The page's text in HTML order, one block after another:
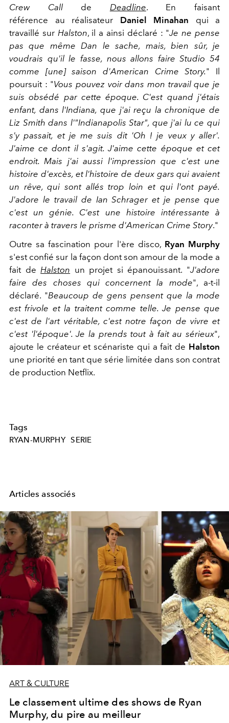
Crew Callde Deadline. En faisant
référence au réalisateur Daniel Minahan qui a
travaillé sur Halston, il a ainsi déclaré : "Je ne pense
pas que même Dan le sache, mais, bien sûr, je
voudrais qu'il le fasse, nous allons faire Studio 54
comme [une] saison d'American Crime Story." Il
poursuit : "Vous pouvez voir dans mon travail que je
suis obsédé par cette époque. C'est quand j'étais
enfant, dans l'Indiana, que j'ai reçu la chronique de
Liz Smith dans l'"Indianapolis Star", que j'ai lu ce qui
s'y passait, et je me suis dit 'Oh ! je veux y aller'.
J'aime ce dont il s'agit. J'aime cette époque et cet
endroit. Mais j'ai aussi l'impression que c'est une
histoire d'excès, et l'histoire de deux gars qui avaient
un rêve, qui sont allés trop loin et qui l'ont payé.
J'adore le travail de Ian Schrager et je pense que
c'est un génie. C'est une histoire intéressante à
raconter à travers le prisme d'American Crime Story."
Outre sa fascination pour l'ère disco, Ryan Murphy
s'est confié sur la façon dont son amour de la mode a
fait de Halston un projet si épanouissant. "J'adore
faire des choses qui concernent la mode", a-t-il
déclaré. "Beaucoup de gens pensent que la mode
est frivole et la traitent comme telle. Je pense que
c'est de l'art véritable, c'est notre façon de vivre et
c'est 'l'époque'. Je la prends tout à fait au sérieux",
ajoute le créateur et scénariste qui a fait de Halston
une priorité en tant que série limitée dans son contrat
de production Netflix.
Tags
RYAN-MURPHY SERIE
Articles associés
ART & CULTURE
Le classement ultime des shows de Ryan
Murphy, du pire au meilleur